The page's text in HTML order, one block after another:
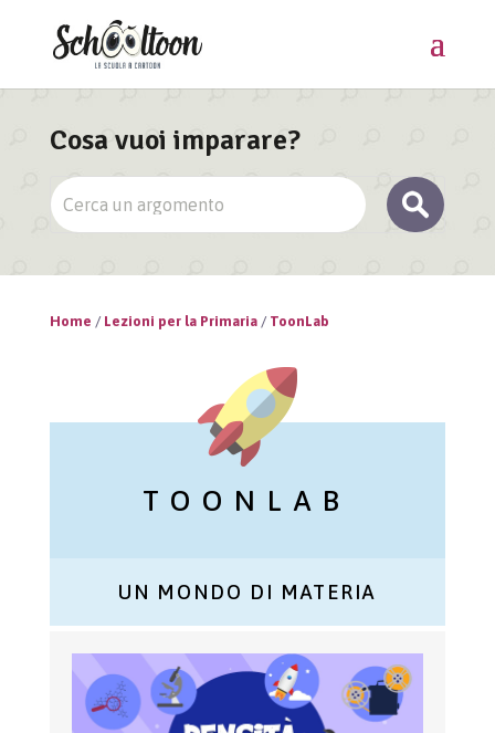
Cosa vuoi imparare?
Home / Lezioni per la Primaria/ ToonLab
TOONLAB
UN MONDO DI MATERIA